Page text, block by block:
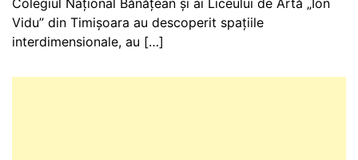
Vidu” din Timișoara au descoperit spațiile
interdimensionale, au […]